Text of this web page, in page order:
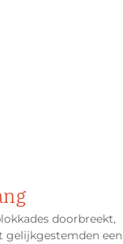
doorbreekt,
gelijkgestemden een